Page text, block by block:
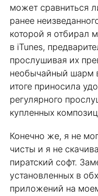
может сравниться
ранее
которой я отбирал
в iTunes,
прослушивая их
необычайный шарм
итоге приносила
регулярного
купленных
Конечно же, я не
чисты и я не
пиратский софт.
установленных в
приложений на